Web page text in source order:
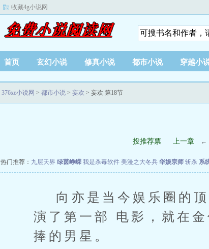
收藏4g小说网
首页 玄幻小说 修真小说 都市小说 穿越小
376xe小说网 > 都市小说 > 妄欢 > 妄欢 第18节
投推荐票 上一章 ←
热门推荐： 九层天界 绿茵峥嵘 我是杀毒软件 美漫之大冬兵 华娱宗师 斩杀 系
向亦是当今娱乐圈的顶
演了第一部 电影，就在
捧的男星。